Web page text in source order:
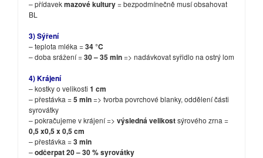
– přídavekmazové kultury= bezpodmínečně musí obsahovat
BL
3) Sýření
– teplota mléka =34 °C
– doba srážení =30 – 35 min=> nadávkovat syřidlo na ostrý lom
4) Krájení
– kostky o velikosti 1 cm
– přestávka =5 min=> tvorba povrchové blanky, oddělení části
syrovátky
– pokračujeme v krájení => výsledná velikostsýrového zrna =
0,5 x0,5 x 0,5 cm
– přestávka =3 min
–odčerpat 20 – 30 % syrovátky